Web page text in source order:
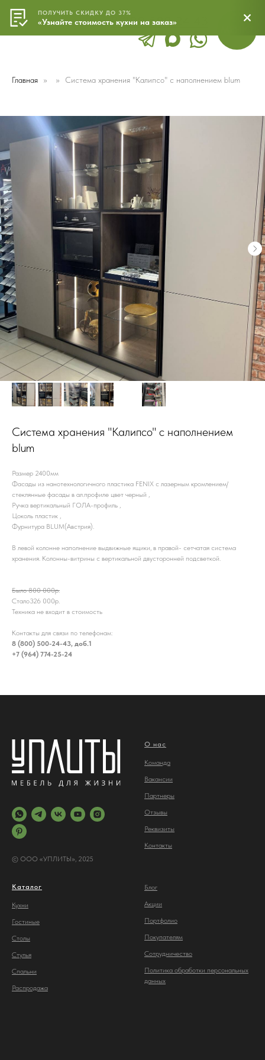
МЕНЮ
8 800 500 24 43
Главная Система хранения "Калипсо" c наполнением blum
Система хранения "Калипсо" c наполнением
blum
Размер 2400мм
Фасады из нанотехнологичного пластика FENIX c лазерным кромлением/
стеклянные фасады в ал.профиле цвет черный ,
Ручка вертикальный ГОЛА-профиль ,
Цоколь пластик ,
Фурнитура BLUM(Австрия).
В левой колонне наполнение выдвижные ящики, в правой- сетчатая система
хранения. Колонны-витрины с вертикальной двусторонней подсветкой.
Было 800 000р.
Стало326 000р.
Техника не входит в стоимость
Контакты для связи по телефонам:
8 (800) 500-24-43, доб.1
+7 (964) 774-25-24
© ООО «УПЛИТЫ», 2025
О нас
Команда
Вакансии
Партнеры
Отзывы
Реквизиты
Контакты
Каталог
Кухни
Гостиные
Столы
Стулья
Спальни
Распродажа
Блог
Акции
Портфолио
Покупателям
Сотрудничество
Политика обработки персональных
данных
ПОЛУЧИТЬ СКИДКУ ДО 37%
«Узнайте стоимость кухни на заказ»